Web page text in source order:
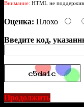
Внимание: HTML не
Оценка: Плохо
Введите код,
Продолжить